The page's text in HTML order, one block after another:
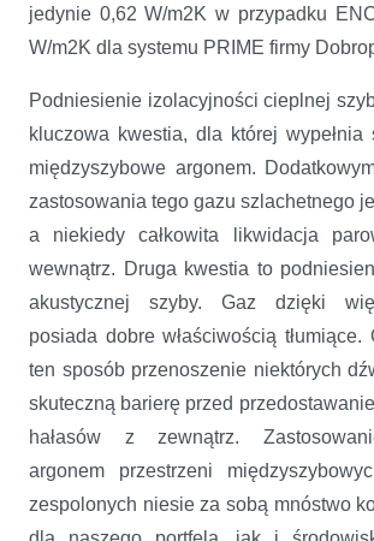
jedynie 0,62 W/m2K w przypadku
W/m2K dla systemu PRIME firmy
Podniesienie izolacyjności cieplnej
kluczowa kwestia, dla której wypełnia
międzyszybowe argonem.
zastosowania tego gazu szlachetnego
a niekiedy całkowita likwidacja
wewnątrz. Druga kwestia to
akustycznej szyby. Gaz dzięki
posiada dobre właściwością
ten sposób przenoszenie niektórych
skuteczną barierę przed
hałasów z zewnątrz.
argonem przestrzeni
zespolonych niesie za sobą mnóstwo